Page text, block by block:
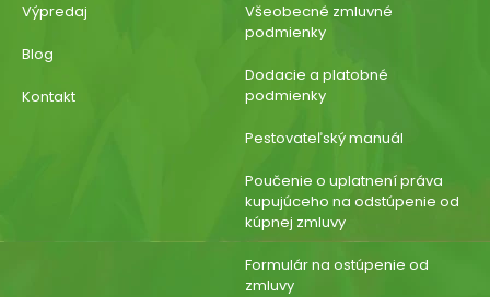
Výpredaj
Blog
Kontakt
Všeobecné zmluvné
podmienky
Dodacie a platobné
podmienky
Pestovateľský manuál
Poučenie o uplatnení práva
kupujúceho na odstúpenie od
kúpnej zmluvy
Formulár na ostúpenie od
zmluvy